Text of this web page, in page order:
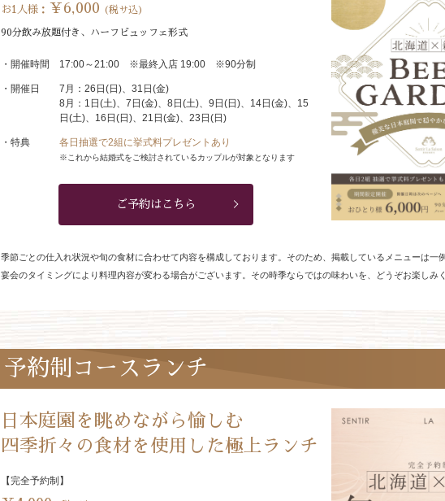
お1人様： ￥6,000 (税サ込)
90分飲み放題付き、ハーフビュッフェ形式
・開催時間 17:00～21:00 ※最終入店 19:00 ※90分制
・開催日
7月：26日(日)、31日(金)
8月：1日(土)、7日(金)、8日(土)、9日(日)、14日(金)、15
日(土)、16日(日)、21日(金)、23日(日)
・特典 各日抽選で2組に挙式料プレゼントあり
※これから結婚式をご検討されているカップルが対象となります
ご予約はこちら
季節ごとの仕入れ状況や旬の食材に合わせて内容を構成しております。そのため、掲載しているメニューは一
宴会のタイミングにより料理内容が変わる場合がございます。その時季ならではの味わいを、どうぞお楽しみ
予約制コースランチ
日本庭園を眺めながら愉しむ
四季折々の食材を使用した極上ランチ
【完全予約制】